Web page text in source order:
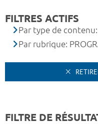
FILTRES ACTIFS
Par type de
Par rubrique:
FILTRE DE